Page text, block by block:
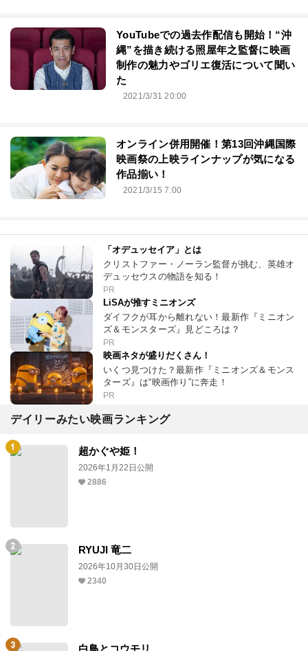
YouTubeでの過去作配信も開始！“沖
縄”を描き続ける照屋年之監督に映画
制作の魅力やゴリエ復活について聞い
た
2021/3/31 20:00
オンライン併用開催！第13回沖縄国際
映画祭の上映ラインナップが気になる
作品揃い！
2021/3/15 7:00
「オデュッセイア」とは
クリストファー・ノーラン監督が挑む、英雄オ
デュッセウスの物語を知る！
PR
LiSAが推すミニオンズ
ダイフクが耳から離れない！最新作『ミニオン
ズ＆モンスターズ』見どころは？
PR
映画ネタが盛りだくさん！
いくつ見つけた？最新作『ミニオンズ＆モンス
ターズ』は“映画作り”に奔走！
PR
デイリーみたい映画ランキング
超かぐや姫！
2026年1月22日公開
2886
RYUJI 竜二
2026年10月30日公開
2340
白鳥とコウモリ